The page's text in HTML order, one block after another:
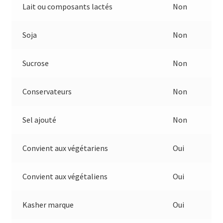
Lait ou composants lactés Non
Soja Non
Sucrose Non
Conservateurs Non
Sel ajouté Non
Convient aux végétariens Oui
Convient aux végétaliens Oui
Kasher marque Oui